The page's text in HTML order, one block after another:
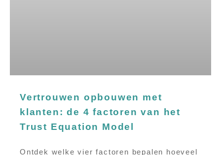
Vertrouwen opbouwen met
klanten: de 4 factoren van het
Trust Equation Model
Ontdek welke vier factoren bepalen hoeveel